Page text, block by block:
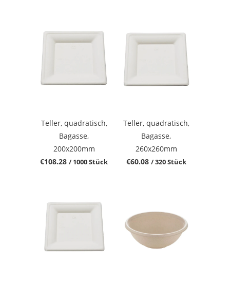
Teller, quadratisch,
Bagasse,
200x200mm
€108.28 / 1000 Stück
Teller, quadratisch,
Bagasse,
260x260mm
€60.08 / 320 Stück